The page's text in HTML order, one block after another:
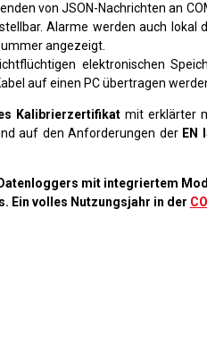
von JSON-Nachrichten an
Alarme werden auch lokal
angezeigt.
elektronischen
auf einen PC übertragen
Kalibrierzertifikat mit erklärter
auf den Anforderungen der EN
mit integriertem
Ein volles Nutzungsjahr in der